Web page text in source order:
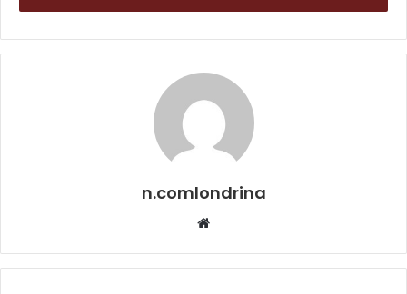
A palestra não tem custo e é aberta às pessoas idosas de
Londrina que estejam interessadas em aprender mais
sobre o tema. Não é necessário se inscrever com
antecedência, mas quem quiser pode confirmar a
presença pelo telefone (43) 3375-0307.
O Grupo de Convivência Qualidade de Vida e
participação dos idosos em diversas atividades
educativas. Toda semana o CCI recebe um palestrante
n.comlondrina
Website